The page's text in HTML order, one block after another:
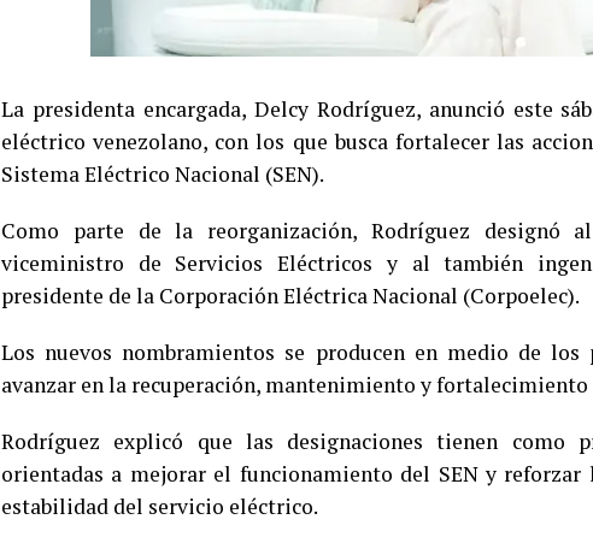
La presidenta encargada, Delcy Rodríguez, anunció este
eléctrico venezolano, con los que busca fortalecer las
Sistema Eléctrico Nacional (SEN).
Como parte de la reorganización, Rodríguez designó
viceministro de Servicios Eléctricos y al también
presidente de la Corporación Eléctrica Nacional (Corpoelec).
Los nuevos nombramientos se producen en medio de
avanzar en la recuperación, mantenimiento y
Rodríguez explicó que las designaciones tienen como
orientadas a mejorar el funcionamiento del SEN y
estabilidad del servicio eléctrico.